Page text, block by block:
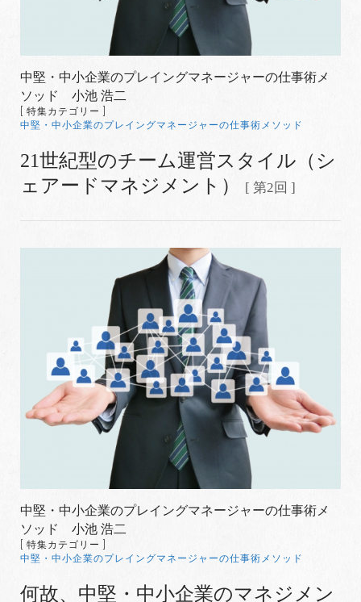
中堅・中小企業のプレイングマネージャーの仕事術メ
ソッド 小池 浩二
[ 特集カテゴリー ]
中堅・中小企業のプレイングマネージャーの仕事術メソッド
21世紀型のチーム運営スタイル（シ
ェアードマネジメント）
[ 第2回 ]
中堅・中小企業のプレイングマネージャーの仕事術メ
ソッド 小池 浩二
[ 特集カテゴリー ]
中堅・中小企業のプレイングマネージャーの仕事術メソッド
何故、中堅・中小企業のマネジメン